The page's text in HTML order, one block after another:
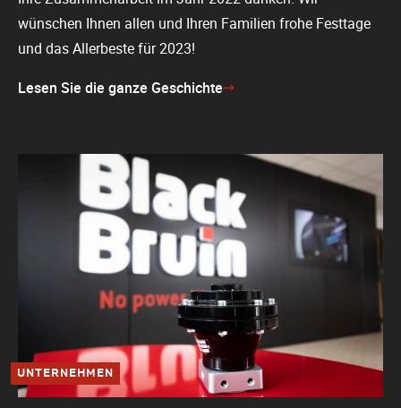
wünschen Ihnen allen und Ihren Familien frohe Festtage
und das Allerbeste für 2023!
Lesen Sie die ganze Geschichte
UNTERNEHMEN